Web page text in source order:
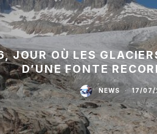
JOUR OÙ LES
D’UNE FONTE
NEWS · 17/